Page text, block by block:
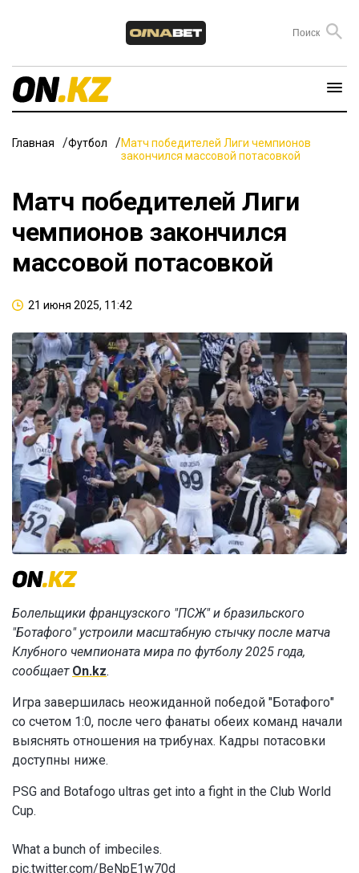
Главная Футбол
Матч победителей Лиги чемпионов
закончился массовой потасовкой
Матч победителей Лиги
чемпионов закончился
массовой потасовкой
21 июня 2025, 11:42
Болельщики французского "ПСЖ" и бразильского
"Ботафого" устроили масштабную стычку после матча
Клубного чемпионата мира по футболу 2025 года,
сообщает On.kz.
Игра завершилась неожиданной победой "Ботафого"
со счетом 1:0, после чего фанаты обеих команд начали
выяснять отношения на трибунах. Кадры потасовки
доступны ниже.
PSG and Botafogo ultras get into a fight in the Club World
Cup.
What a bunch of imbeciles.
pic.twitter.com/BeNpE1w70d